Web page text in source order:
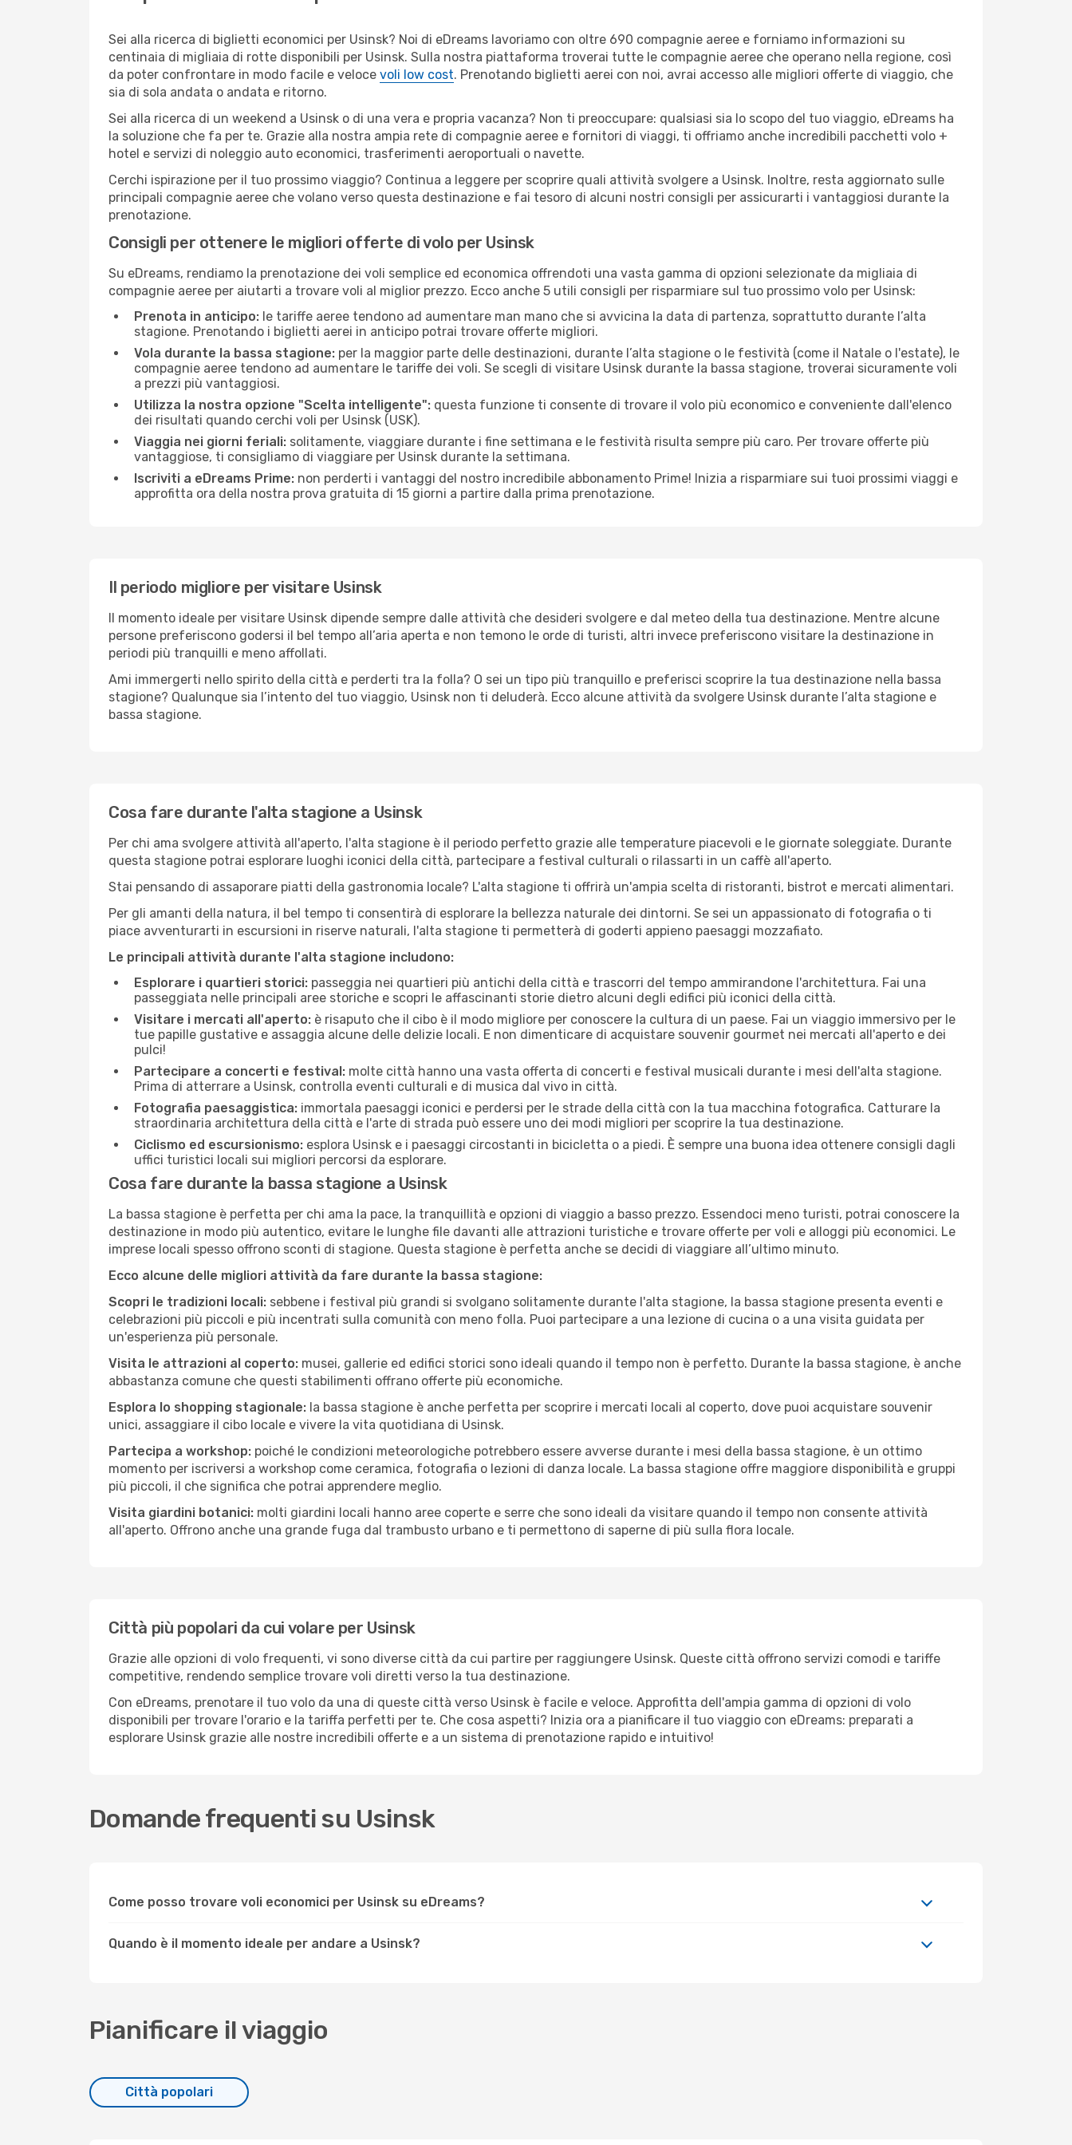
Sei alla ricerca di biglietti economici per Usinsk? Noi di eDreams lavoriamo con oltre 690 compagnie aeree e forniamo informazioni su
centinaia di migliaia di rotte disponibili per Usinsk. Sulla nostra piattaforma troverai tutte le compagnie aeree che operano nella regione, così
da poter confrontare in modo facile e veloce voli low cost. Prenotando biglietti aerei con noi, avrai accesso alle migliori offerte di viaggio, che
sia di sola andata o andata e ritorno.
Sei alla ricerca di un weekend a Usinsk o di una vera e propria vacanza? Non ti preoccupare: qualsiasi sia lo scopo del tuo viaggio, eDreams ha
la soluzione che fa per te. Grazie alla nostra ampia rete di compagnie aeree e fornitori di viaggi, ti offriamo anche incredibili pacchetti volo +
hotel e servizi di noleggio auto economici, trasferimenti aeroportuali o navette.
Cerchi ispirazione per il tuo prossimo viaggio? Continua a leggere per scoprire quali attività svolgere a Usinsk. Inoltre, resta aggiornato sulle
principali compagnie aeree che volano verso questa destinazione e fai tesoro di alcuni nostri consigli per assicurarti i vantaggiosi durante la
prenotazione.
Consigli per ottenere le migliori offerte di volo per Usinsk
Su eDreams, rendiamo la prenotazione dei voli semplice ed economica offrendoti una vasta gamma di opzioni selezionate da migliaia di
compagnie aeree per aiutarti a trovare voli al miglior prezzo. Ecco anche 5 utili consigli per risparmiare sul tuo prossimo volo per Usinsk:
Prenota in anticipo: le tariffe aeree tendono ad aumentare man mano che si avvicina la data di partenza, soprattutto durante l’alta
stagione. Prenotando i biglietti aerei in anticipo potrai trovare offerte migliori.
Vola durante la bassa stagione: per la maggior parte delle destinazioni, durante l’alta stagione o le festività (come il Natale o l'estate), le
compagnie aeree tendono ad aumentare le tariffe dei voli. Se scegli di visitare Usinsk durante la bassa stagione, troverai sicuramente voli
a prezzi più vantaggiosi.
Utilizza la nostra opzione "Scelta intelligente": questa funzione ti consente di trovare il volo più economico e conveniente dall'elenco
dei risultati quando cerchi voli per Usinsk (USK).
Viaggia nei giorni feriali: solitamente, viaggiare durante i fine settimana e le festività risulta sempre più caro. Per trovare offerte più
vantaggiose, ti consigliamo di viaggiare per Usinsk durante la settimana.
Iscriviti a eDreams Prime: non perderti i vantaggi del nostro incredibile abbonamento Prime! Inizia a risparmiare sui tuoi prossimi viaggi e
approfitta ora della nostra prova gratuita di 15 giorni a partire dalla prima prenotazione.
Il periodo migliore per visitare Usinsk
Il momento ideale per visitare Usinsk dipende sempre dalle attività che desideri svolgere e dal meteo della tua destinazione. Mentre alcune
persone preferiscono godersi il bel tempo all’aria aperta e non temono le orde di turisti, altri invece preferiscono visitare la destinazione in
periodi più tranquilli e meno affollati.
Ami immergerti nello spirito della città e perderti tra la folla? O sei un tipo più tranquillo e preferisci scoprire la tua destinazione nella bassa
stagione? Qualunque sia l’intento del tuo viaggio, Usinsk non ti deluderà. Ecco alcune attività da svolgere Usinsk durante l’alta stagione e
bassa stagione.
Cosa fare durante l'alta stagione a Usinsk
Per chi ama svolgere attività all'aperto, l'alta stagione è il periodo perfetto grazie alle temperature piacevoli e le giornate soleggiate. Durante
questa stagione potrai esplorare luoghi iconici della città, partecipare a festival culturali o rilassarti in un caffè all'aperto.
Stai pensando di assaporare piatti della gastronomia locale? L'alta stagione ti offrirà un'ampia scelta di ristoranti, bistrot e mercati alimentari.
Per gli amanti della natura, il bel tempo ti consentirà di esplorare la bellezza naturale dei dintorni. Se sei un appassionato di fotografia o ti
piace avventurarti in escursioni in riserve naturali, l'alta stagione ti permetterà di goderti appieno paesaggi mozzafiato.
Le principali attività durante l'alta stagione includono:
Esplorare i quartieri storici: passeggia nei quartieri più antichi della città e trascorri del tempo ammirandone l'architettura. Fai una
passeggiata nelle principali aree storiche e scopri le affascinanti storie dietro alcuni degli edifici più iconici della città.
Visitare i mercati all'aperto: è risaputo che il cibo è il modo migliore per conoscere la cultura di un paese. Fai un viaggio immersivo per le
tue papille gustative e assaggia alcune delle delizie locali. E non dimenticare di acquistare souvenir gourmet nei mercati all'aperto e dei
pulci!
Partecipare a concerti e festival: molte città hanno una vasta offerta di concerti e festival musicali durante i mesi dell'alta stagione.
Prima di atterrare a Usinsk, controlla eventi culturali e di musica dal vivo in città.
Fotografia paesaggistica: immortala paesaggi iconici e perdersi per le strade della città con la tua macchina fotografica. Catturare la
straordinaria architettura della città e l'arte di strada può essere uno dei modi migliori per scoprire la tua destinazione.
Ciclismo ed escursionismo: esplora Usinsk e i paesaggi circostanti in bicicletta o a piedi. È sempre una buona idea ottenere consigli dagli
uffici turistici locali sui migliori percorsi da esplorare.
Cosa fare durante la bassa stagione a Usinsk
La bassa stagione è perfetta per chi ama la pace, la tranquillità e opzioni di viaggio a basso prezzo. Essendoci meno turisti, potrai conoscere la
destinazione in modo più autentico, evitare le lunghe file davanti alle attrazioni turistiche e trovare offerte per voli e alloggi più economici. Le
imprese locali spesso offrono sconti di stagione. Questa stagione è perfetta anche se decidi di viaggiare all’ultimo minuto.
Ecco alcune delle migliori attività da fare durante la bassa stagione:
Scopri le tradizioni locali: sebbene i festival più grandi si svolgano solitamente durante l'alta stagione, la bassa stagione presenta eventi e
celebrazioni più piccoli e più incentrati sulla comunità con meno folla. Puoi partecipare a una lezione di cucina o a una visita guidata per
un'esperienza più personale.
Visita le attrazioni al coperto: musei, gallerie ed edifici storici sono ideali quando il tempo non è perfetto. Durante la bassa stagione, è anche
abbastanza comune che questi stabilimenti offrano offerte più economiche.
Esplora lo shopping stagionale: la bassa stagione è anche perfetta per scoprire i mercati locali al coperto, dove puoi acquistare souvenir
unici, assaggiare il cibo locale e vivere la vita quotidiana di Usinsk.
Partecipa a workshop: poiché le condizioni meteorologiche potrebbero essere avverse durante i mesi della bassa stagione, è un ottimo
momento per iscriversi a workshop come ceramica, fotografia o lezioni di danza locale. La bassa stagione offre maggiore disponibilità e gruppi
più piccoli, il che significa che potrai apprendere meglio.
Visita giardini botanici: molti giardini locali hanno aree coperte e serre che sono ideali da visitare quando il tempo non consente attività
all'aperto. Offrono anche una grande fuga dal trambusto urbano e ti permettono di saperne di più sulla flora locale.
Città più popolari da cui volare per Usinsk
Grazie alle opzioni di volo frequenti, vi sono diverse città da cui partire per raggiungere Usinsk. Queste città offrono servizi comodi e tariffe
competitive, rendendo semplice trovare voli diretti verso la tua destinazione.
Con eDreams, prenotare il tuo volo da una di queste città verso Usinsk è facile e veloce. Approfitta dell'ampia gamma di opzioni di volo
disponibili per trovare l'orario e la tariffa perfetti per te. Che cosa aspetti? Inizia ora a pianificare il tuo viaggio con eDreams: preparati a
esplorare Usinsk grazie alle nostre incredibili offerte e a un sistema di prenotazione rapido e intuitivo!
Domande frequenti su Usinsk
Come posso trovare voli economici per Usinsk su eDreams?
Quando è il momento ideale per andare a Usinsk?
Pianificare il viaggio
Città popolari